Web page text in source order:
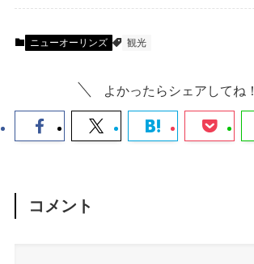
ニューオーリンズ 観光
よかったらシェアしてね！
コメント